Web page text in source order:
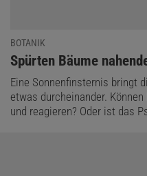
BOTANIK
:
Spürten Bäume
Eine Sonnenfinsternis bringt
etwas durcheinander.
und reagieren? Oder ist das